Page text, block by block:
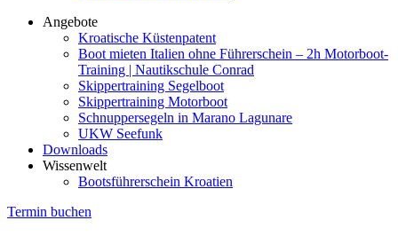
Angebote
Kroatische Küstenpatent
Boot mieten Italien ohne Führerschein – 2h Motorboot-
Training | Nautikschule Conrad
Skippertraining Segelboot
Skippertraining Motorboot
Schnuppersegeln in Marano Lagunare
UKW Seefunk
Downloads
Wissenwelt
Bootsführerschein Kroatien
Termin buchen